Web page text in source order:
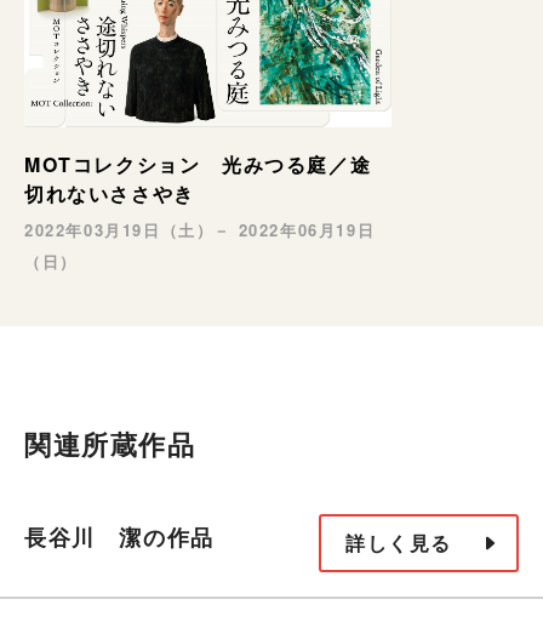
MOTコレクション 光みつる庭／途
切れないささやき
2022年03月19日（土）－ 2022年06月19日
（日）
関連所蔵作品
長谷川 潔の作品 詳しく見る